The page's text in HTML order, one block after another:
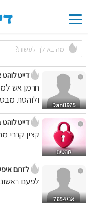
Toggle
Dani1975
דייט
חרמן אש
ולוהטת
לוהטים
דייט
קצין קרבי
אבי 7654
לזרום
לפעם